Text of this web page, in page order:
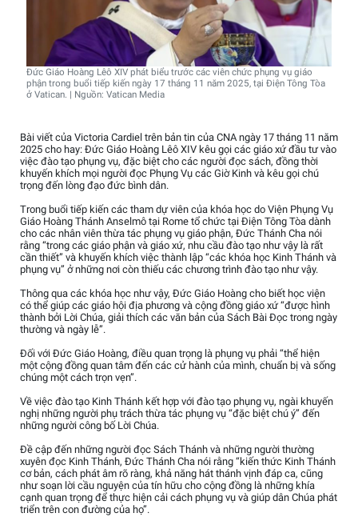
Đức Giáo Hoàng Lêô XIV phát biểu trước các viên chức phụng vụ giáo
phận trong buổi tiếp kiến ngày 17 tháng 11 năm 2025, tại Điện Tông Tòa
ở Vatican. | Nguồn: Vatican Media
Bài viết của Victoria Cardiel trên bản tin của CNA ngày 17 tháng 11 năm
2025 cho hay: Đức Giáo Hoàng Lêô XIV kêu gọi các giáo xứ đầu tư vào
việc đào tạo phụng vụ, đặc biệt cho các người đọc sách, đồng thời
khuyến khích mọi người đọc Phụng Vụ các Giờ Kinh và kêu gọi chú
trọng đến lòng đạo đức bình dân.
Trong buổi tiếp kiến các tham dự viên của khóa học do Viện Phụng Vụ
Giáo Hoàng Thánh Anselmô tại Rome tổ chức tại Điện Tông Tòa dành
cho các nhân viên thừa tác phụng vụ giáo phận, Đức Thánh Cha nói
rằng “trong các giáo phận và giáo xứ, nhu cầu đào tạo như vậy là rất
cần thiết” và khuyến khích việc thành lập “các khóa học Kinh Thánh và
phụng vụ” ở những nơi còn thiếu các chương trình đào tạo như vậy.
Thông qua các khóa học như vậy, Đức Giáo Hoàng cho biết học viện
có thể giúp các giáo hội địa phương và cộng đồng giáo xứ “được hình
thành bởi Lời Chúa, giải thích các văn bản của Sách Bài Đọc trong ngày
thường và ngày lễ”.
Đối với Đức Giáo Hoàng, điều quan trọng là phụng vụ phải “thể hiện
một cộng đồng quan tâm đến các cử hành của mình, chuẩn bị và sống
chúng một cách trọn vẹn”.
Về việc đào tạo Kinh Thánh kết hợp với đào tạo phụng vụ, ngài khuyến
nghị những người phụ trách thừa tác phụng vụ “đặc biệt chú ý” đến
những người công bố Lời Chúa.
Đề cập đến những người đọc Sách Thánh và những người thường
xuyên đọc Kinh Thánh, Đức Thánh Cha nói rằng “kiến thức Kinh Thánh
cơ bản, cách phát âm rõ ràng, khả năng hát thánh vịnh đáp ca, cũng
như soạn lời cầu nguyện của tín hữu cho cộng đồng là những khía
cạnh quan trọng để thực hiện cải cách phụng vụ và giúp dân Chúa phát
triển trên con đường của họ”.